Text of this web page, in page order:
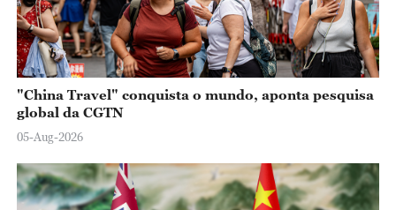
"China Travel" conquista o mundo, aponta pesquisa
global da CGTN
05-Aug-2026